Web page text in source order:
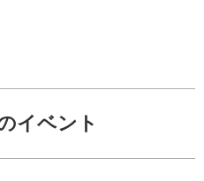
イベント